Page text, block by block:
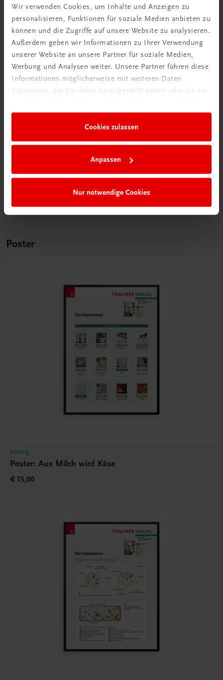
Wir verwenden Cookies, um Inhalte und Anzeigen zu
personalisieren, Funktionen für soziale Medien anbieten zu
können und die Zugriffe auf unsere Website zu analysieren.
Außerdem geben wir Informationen zu Ihrer Verwendung
unserer Website an unsere Partner für soziale Medien,
Werbung und Analysen weiter. Unsere Partner führen diese
Informationen möglicherweise mit weiteren Daten
zusammen, die Sie ihnen bereitgestellt haben oder die sie
Cookies zulassen
Anpassen
Nur notwendige Cookies
Neuer Lehrplan
Musterbände bestellen
Poster
Bildung
Poster: Aus Milch wird Käse
€ 15,00